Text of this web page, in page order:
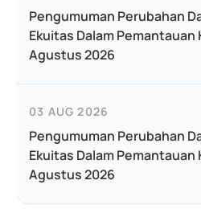
Pengumuman Perubahan
Ekuitas Dalam Pemantauan
Agustus 2026
03 AUG 2026
Pengumuman Perubahan
Ekuitas Dalam Pemantauan
Agustus 2026